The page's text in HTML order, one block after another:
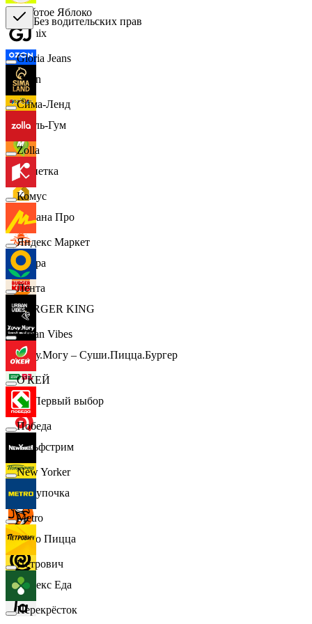
Demix
Ozon
Бубль-Гум
Монетка
Лемана Про
7 утра
BURGER KING
Хочу.Могу – Суши.Пицца.Бургер
B1 Первый выбор
Гольфстрим
Покупочка
Додо Пицца
Яндекс Еда
Золотое Яблоко
Gloria Jeans
Сима-Ленд
Zolla
Комус
Яндекс Маркет
Лента
Urban Vibes
О'КЕЙ
Победа
New Yorker
Metro
Петрович
Перекрёсток
Без водительских прав